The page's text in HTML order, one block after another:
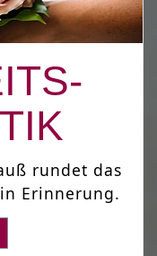
rundet das
Erinnerung.